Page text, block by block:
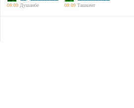
09:09 Душанбе
09:09 Ташкент